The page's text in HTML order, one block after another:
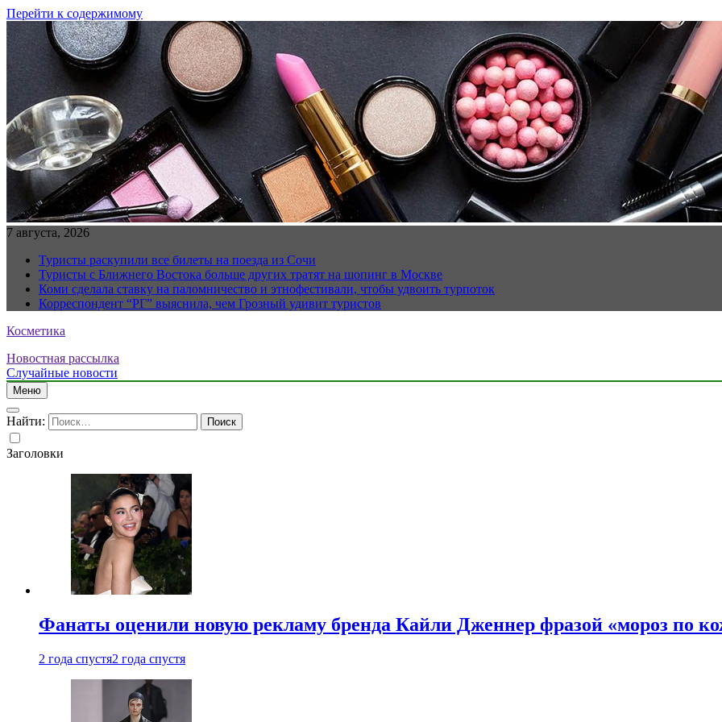
Перейти к содержимому
7 августа, 2026
Туристы раскупили все билеты на поезда из Сочи
Туристы с Ближнего Востока больше других тратят на шопинг в Москве
Коми сделала ставку на паломничество и этнофестивали, чтобы удвоить турпоток
Корреспондент “РГ” выяснила, чем Грозный удивит туристов
Косметика
Новостная рассылка
Случайные новости
Меню
Найти:
Заголовки
Фанаты оценили новую рекламу бренда Кайли Дженнер фразой «мороз по
2 года спустя2 года спустя